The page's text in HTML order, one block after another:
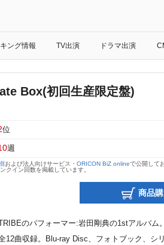
ング情報 TV出演 ドラマ出演
Box(初回生産限定盤)
位
週
および法人向けサービス・ ORICON BiZ onlineで公開して
クイン回数を掲載しています。
商品
のパフォーマー:岩田剛典の1stアルバム
12曲収録。Blu-ray Disc、フォトブック、シ